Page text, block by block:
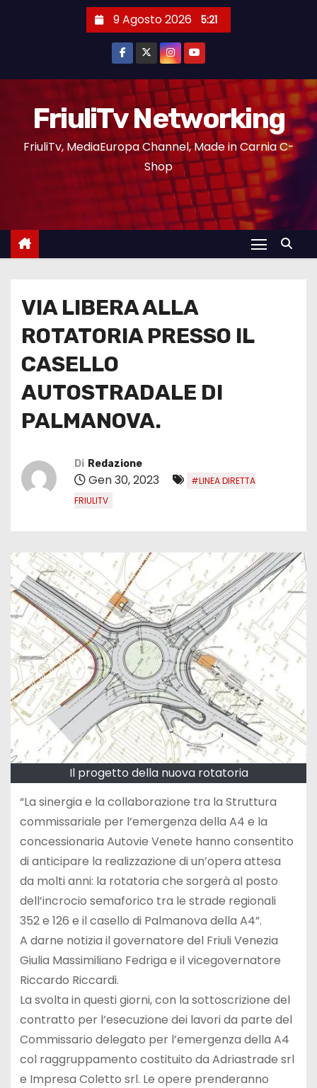
9 Agosto 2026 5:21
FriuliTv Networking
FriuliTv, MediaEuropa Channel, Made in Carnia C-
Shop
VIA LIBERA ALLA
ROTATORIA PRESSO IL
CASELLO
AUTOSTRADALE DI
PALMANOVA.
Di Redazione
Gen 30, 2023
#LINEA DIRETTA
FRIULITV
Il progetto della nuova rotatoria
“La sinergia e la collaborazione tra la Struttura
commissariale per l’emergenza della A4 e la
concessionaria Autovie Venete hanno consentito
di anticipare la realizzazione di un’opera attesa
da molti anni: la rotatoria che sorgerà al posto
dell’incrocio semaforico tra le strade regionali
352 e 126 e il casello di Palmanova della A4”.
A darne notizia il governatore del Friuli Venezia
Giulia Massimiliano Fedriga e il vicegovernatore
Riccardo Riccardi.
La svolta in questi giorni, con la sottoscrizione del
contratto per l’esecuzione dei lavori da parte del
Commissario delegato per l’emergenza della A4
col raggruppamento costituito da Adriastrade srl
e Impresa Coletto srl. Le opere prenderanno